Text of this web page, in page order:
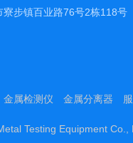
寮步镇百业路76号2栋118号
金属检测仪 金属分离器
Testing Equipment Co.,